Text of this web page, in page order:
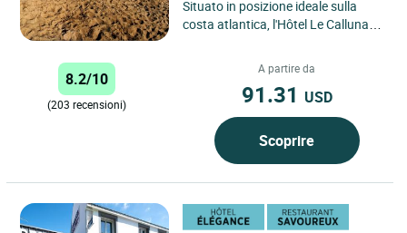
Situato in posizione ideale sulla
costa atlantica, l'Hôtel Le Calluna di
in un ambiente...
8.2/10
(203 recensioni)
A partire da
91.31 USD
Scoprire